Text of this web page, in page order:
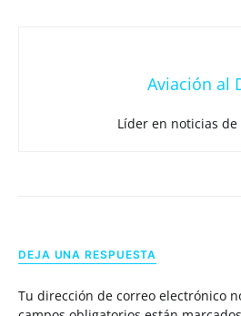
Aviación al
Líder en noticias de
DEJA UNA RESPUESTA
Tu dirección de correo electrónico